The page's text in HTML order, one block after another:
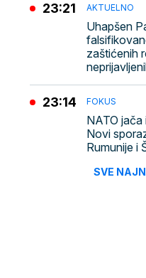
AKTUELNO
Uhapšen
zaštićenih
23:21
FOKUS
NATO
Novi
Rumunije i
23:14
SVE